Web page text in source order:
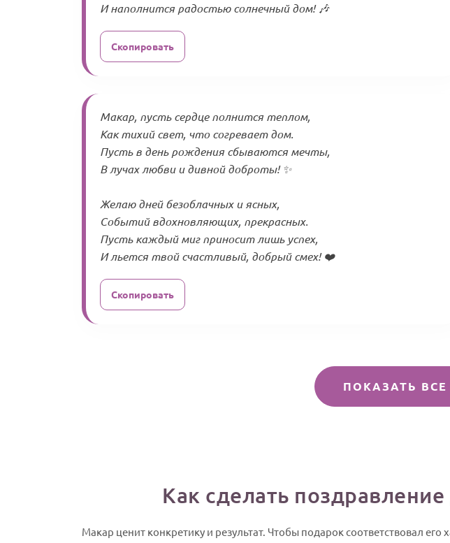
И наполнится радостью солнечный дом! 🎶
Скопировать
Макар, пусть сердце полнится теплом,
Как тихий свет, что согревает дом.
Пусть в день рождения сбываются мечты,
В лучах любви и дивной доброты! ✨
Желаю дней безоблачных и ясных,
Событий вдохновляющих, прекрасных.
Пусть каждый миг приносит лишь успех,
И льется твой счастливый, добрый смех! ❤️
Скопировать
ПОКАЗАТЬ
Как сделать
Макар ценит конкретику и результат. Чтобы подарок соответствовал